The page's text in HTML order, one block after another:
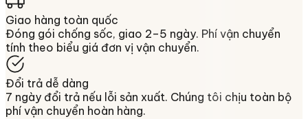
Giao hàng toàn quốc
Đóng gói chống sốc, giao 2–5 ngày. Phí vận chuyển
tính theo biểu giá đơn vị vận chuyển.
Đổi trả dễ dàng
7 ngày đổi trả nếu lỗi sản xuất. Chúng tôi chịu toàn bộ
phí vận chuyển hoàn hàng.